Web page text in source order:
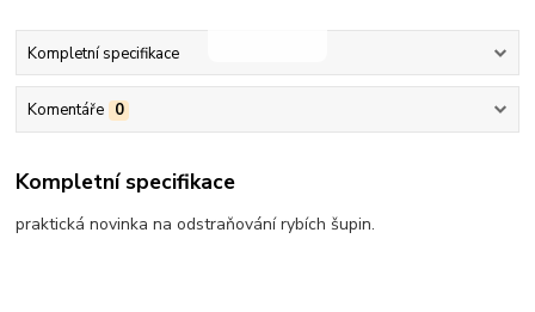
Kompletní specifikace
Komentáře 0
Kompletní specifikace
praktická novinka na odstraňování rybích šupin.